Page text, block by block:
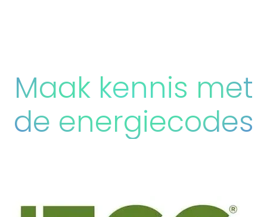
Maak kennis met
de energiecodes